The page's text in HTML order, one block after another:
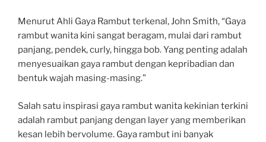
Menurut Ahli Gaya Rambut terkenal, John Smith, “Gaya
rambut wanita kini sangat beragam, mulai dari rambut
panjang, pendek, curly, hingga bob. Yang penting adalah
menyesuaikan gaya rambut dengan kepribadian dan
bentuk wajah masing-masing.”
Salah satu inspirasi gaya rambut wanita kekinian terkini
adalah rambut panjang dengan layer yang memberikan
kesan lebih bervolume. Gaya rambut ini banyak